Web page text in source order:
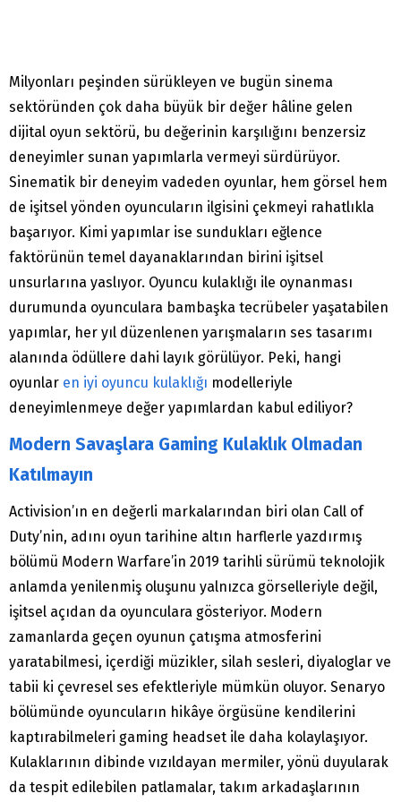
Milyonları peşinden sürükleyen ve bugün sinema
sektöründen çok daha büyük bir değer hâline gelen
dijital oyun sektörü, bu değerinin karşılığını benzersiz
deneyimler sunan yapımlarla vermeyi sürdürüyor.
Sinematik bir deneyim vadeden oyunlar, hem görsel hem
de işitsel yönden oyuncuların ilgisini çekmeyi rahatlıkla
başarıyor. Kimi yapımlar ise sundukları eğlence
faktörünün temel dayanaklarından birini işitsel
unsurlarına yaslıyor. Oyuncu kulaklığı ile oynanması
durumunda oyunculara bambaşka tecrübeler yaşatabilen
yapımlar, her yıl düzenlenen yarışmaların ses tasarımı
alanında ödüllere dahi layık görülüyor. Peki, hangi
oyunlar en iyi oyuncu kulaklığı modelleriyle
deneyimlenmeye değer yapımlardan kabul ediliyor?
Modern Savaşlara Gaming Kulaklık Olmadan
Katılmayın
Activision’ın en değerli markalarından biri olan Call of
Duty’nin, adını oyun tarihine altın harflerle yazdırmış
bölümü Modern Warfare’in 2019 tarihli sürümü teknolojik
anlamda yenilenmiş oluşunu yalnızca görselleriyle değil,
işitsel açıdan da oyunculara gösteriyor. Modern
zamanlarda geçen oyunun çatışma atmosferini
yaratabilmesi, içerdiği müzikler, silah sesleri, diyaloglar ve
tabii ki çevresel ses efektleriyle mümkün oluyor. Senaryo
bölümünde oyuncuların hikâye örgüsüne kendilerini
kaptırabilmeleri gaming headset ile daha kolaylaşıyor.
Kulaklarının dibinde vızıldayan mermiler, yönü duyularak
da tespit edilebilen patlamalar, takım arkadaşlarının